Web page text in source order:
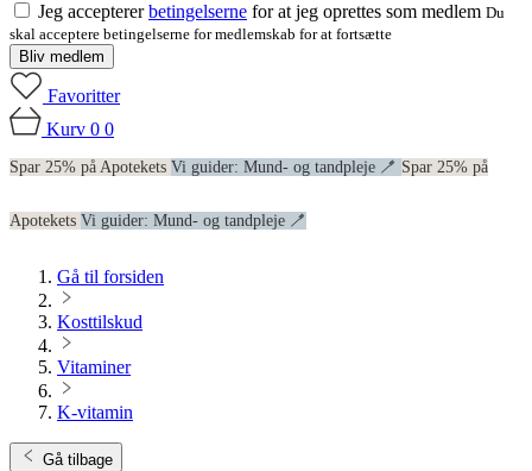
Jeg acceptererbetingelserne for at jeg oprettes som medlem Du
skal acceptere betingelserne for medlemskab for at fortsætte
Bliv medlem
Favoritter
Kurv 0 0
Spar 25% på Apotekets Vi guider: Mund- og tandpleje 🪥 Spar 25% på
Apotekets Vi guider: Mund- og tandpleje 🪥
Gå til forsiden
Kosttilskud
Vitaminer
K-vitamin
Gå tilbage